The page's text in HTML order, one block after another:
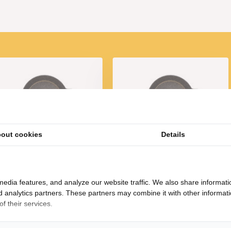
Paella pan 36 cm - met
Paella pan 32 cm - met
cookies Details
features, and analyze our website traffic. We also share
partners. These partners may combine it with other
their services.